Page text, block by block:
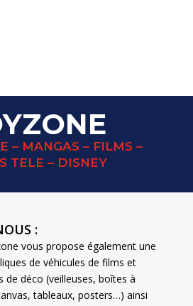
– MANGAS – FILMS –
TELE – DISNEY
:
vous propose également une
de véhicules de films et
de déco (veilleuses, boîtes à
tableaux, posters…) ainsi